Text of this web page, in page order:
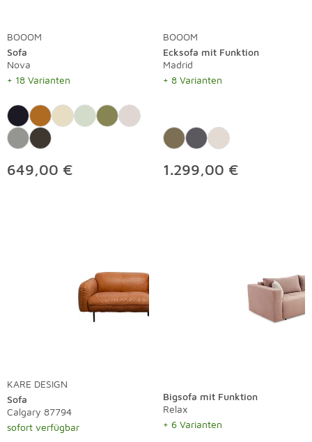
BOOOM
Sofa
Nova
+ 18 Varianten
649,00 €
BOOOM
Ecksofa mit Funktion
Madrid
+ 8 Varianten
1.299,00 €
KARE DESIGN
Sofa
Calgary 87794
sofort verfügbar
Bigsofa mit Funktion
Relax
+ 6 Varianten